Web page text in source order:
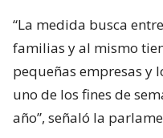
“La medida busca
familias y al mismo
pequeñas empresas y
uno de los fines de
año”, señaló la